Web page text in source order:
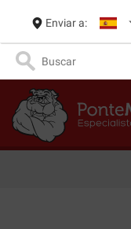
Enviar a: